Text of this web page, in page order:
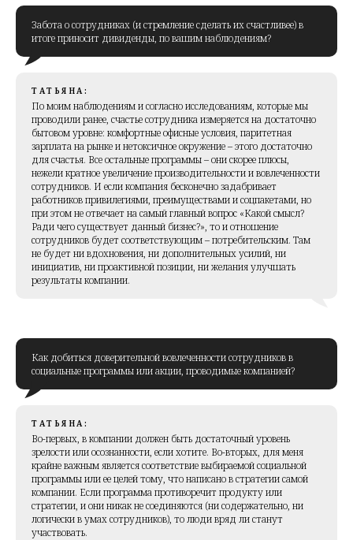
Забота о сотрудниках (и стремление сделать их счастливее) в
итоге приносит дивиденды, по вашим наблюдениям?
ТАТЬЯНА:
По моим наблюдениям и согласно исследованиям, которые мы
проводили ранее, счастье сотрудника измеряется на достаточно
бытовом уровне: комфортные офисные условия, паритетная
зарплата на рынке и нетоксичное окружение – этого достаточно
для счастья. Все остальные программы – они скорее плюсы,
нежели кратное увеличение производительности и вовлеченности
сотрудников. И если компания бесконечно задабривает
работников привилегиями, преимуществами и соцпакетами, но
при этом не отвечает на самый главный вопрос «Какой смысл?
Ради чего существует данный бизнес?», то и отношение
сотрудников будет соответствующим – потребительским. Там
не будет ни вдохновения, ни дополнительных усилий, ни
инициатив, ни проактивной позиции, ни желания улучшать
результаты компании.
Как добиться доверительной вовлеченности сотрудников в
социальные программы или акции, проводимые компанией?
ТАТЬЯНА:
Во-первых, в компании должен быть достаточный уровень
зрелости или осознанности, если хотите. Во-вторых, для меня
крайне важным является соответствие выбираемой социальной
программы или ее целей тому, что написано в стратегии самой
компании. Если программа противоречит продукту или
стратегии, и они никак не соединяются (ни содержательно, ни
логически в умах сотрудников), то люди вряд ли станут
участвовать.